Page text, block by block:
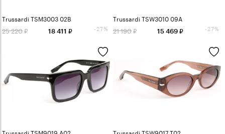
Trussardi TSM3003 02B
25 220 18 411 -27%
Trussardi TSW3010 09A
21 190 15 469 -27%
Trussardi TSM9019 A02 Trussardi TSW9017 T02